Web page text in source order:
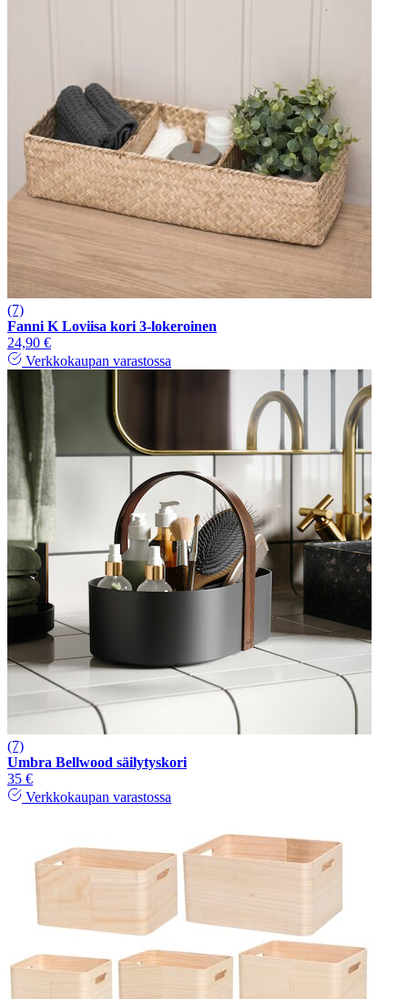
(7)
Fanni K Loviisa kori 3-lokeroinen
24,90 €
Verkkokaupan varastossa
(7)
Umbra Bellwood säilytyskori
35 €
Verkkokaupan varastossa